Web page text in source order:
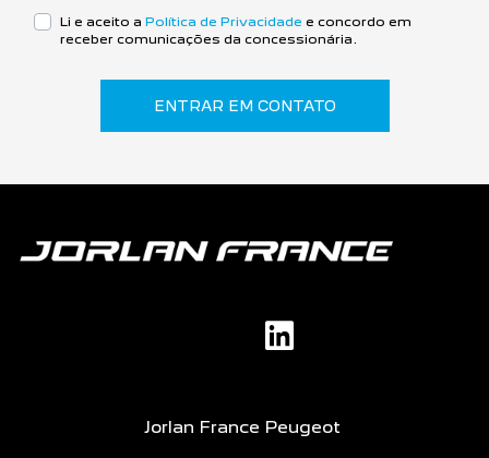
Li e aceito a Política de Privacidade e concordo em
receber comunicações da concessionária.
ENTRAR EM CONTATO
Jorlan France Peugeot